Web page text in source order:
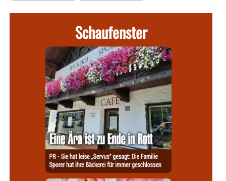
Schaufenster